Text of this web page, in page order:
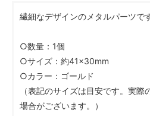
繊細なデザインのメタルパーツです
○数量：1個
○サイズ：約41×30mm
○カラー：ゴールド
（表記のサイズは目安です。実
場合がございます。）